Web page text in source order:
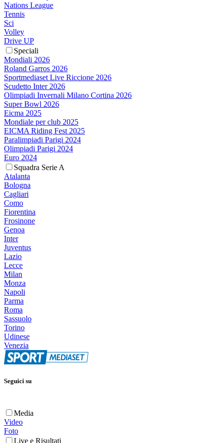
Nations League
Tennis
Sci
Volley
Drive UP
Speciali
Mondiali 2026
Roland Garros 2026
Sportmediaset Live Riccione 2026
Scudetto Inter 2026
Olimpiadi Invernali Milano Cortina 2026
Super Bowl 2026
Eicma 2025
Mondiale per club 2025
EICMA Riding Fest 2025
Paralimpiadi Parigi 2024
Olimpiadi Parigi 2024
Euro 2024
Squadra Serie A
Atalanta
Bologna
Cagliari
Como
Fiorentina
Frosinone
Genoa
Inter
Juventus
Lazio
Lecce
Milan
Monza
Napoli
Parma
Roma
Sassuolo
Torino
Udinese
Venezia
Seguici su
Media
Video
Foto
Live e Risultati